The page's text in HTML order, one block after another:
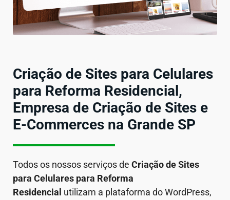
Criação de Sites para Celulares
para Reforma Residencial,
Empresa de Criação de Sites e
E-Commerces na Grande SP
Todos os nossos serviços de Criação de Sites
para Celulares para Reforma
Residencial utilizam a plataforma do WordPress,